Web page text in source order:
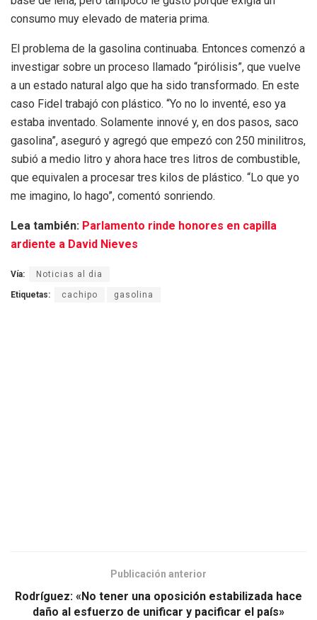
consumo muy elevado de materia prima.
El problema de la gasolina continuaba. Entonces comenzó a
investigar sobre un proceso llamado “pirólisis”, que vuelve
a un estado natural algo que ha sido transformado. En este
caso Fidel trabajó con plástico. “Yo no lo inventé, eso ya
estaba inventado. Solamente innové y, en dos pasos, saco
gasolina”, aseguró y agregó que empezó con 250 minilitros,
subió a medio litro y ahora hace tres litros de combustible,
que equivalen a procesar tres kilos de plástico. “Lo que yo
me imagino, lo hago”, comentó sonriendo.
Lea también: Parlamento rinde honores en capilla
ardiente a David Nieves
Vía: Noticias al dia
Etiquetas: cachipo gasolina
Publicación anterior
Rodríguez: «No tener una oposición estabilizada hace
daño al esfuerzo de unificar y pacificar el país»